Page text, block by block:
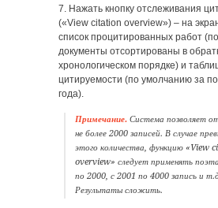
7. Нажать кнопку отслеживания
(«View citation overview») – на
список процитированных работ
документы отсортированы в
хронологическом порядке) и
цитируемости (по умолчанию за
года).
Примечание. Система позволяет
не более 2000 записей. В случае
этого количества, функцию «View
overview» следует применять
по 2000, с 2001 по 4000 запись и
Результаты сложить.